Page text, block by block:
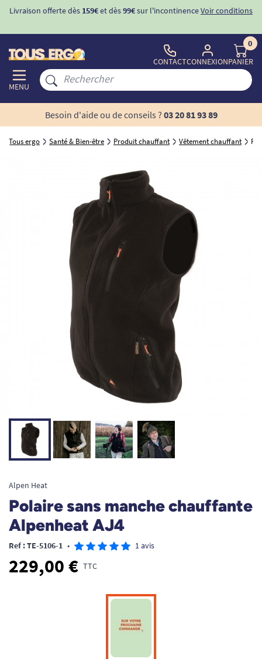
Livraison offerte dès 159€et dès99€sur l'incontinenceVoir conditions
MENU
CONTACTCONNEXION
0
PANIER
Besoin d'aide ou de conseils ? 03 20 81 93 89
Tous ergo Santé & Bien-être Produit chauffant Vêtement chauffant
Alpen Heat
Polaire sans manche chauffante
Alpenheat AJ4
Ref : TE-5106-1 • 1 avis
229,00 € TTC